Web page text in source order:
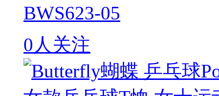
BWS623-05
0人关注